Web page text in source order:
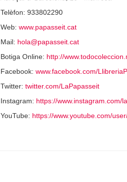
Telèfon: 933802290
Web: www.papasseit.cat
Mail: hola@papasseit.cat
Botiga Online: http://
Facebook: www.facebook.com/
Twitter: twitter.com/LaPapasseit
Instagram: https://www.instagram.com/
YouTube: https://www.youtube.com/